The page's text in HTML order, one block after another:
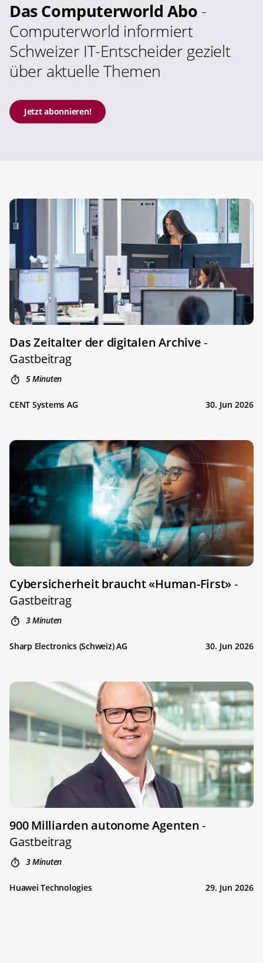
Das Computerworld Abo -
Computerworld informiert
Schweizer IT-Entscheider gezielt
über aktuelle Themen
Jetzt abonnieren!
Das Zeitalter der digitalen Archive-
Gastbeitrag
5 Minuten
CENT Systems AG 30. Jun 2026
Cybersicherheit braucht «Human-First»-
Gastbeitrag
3 Minuten
Sharp Electronics (Schweiz) AG 30. Jun 2026
900 Milliarden autonome Agenten-
Gastbeitrag
3 Minuten
Huawei Technologies 29. Jun 2026